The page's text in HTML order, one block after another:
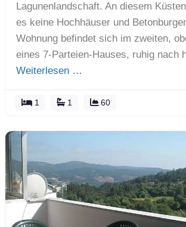
Lagunenlandschaft. An diesem
es keine Hochhäuser und
Wohnung befindet sich im zweiten,
eines 7-Parteien-Hauses, ruhig nach
Weiterlesen …
1 1 60